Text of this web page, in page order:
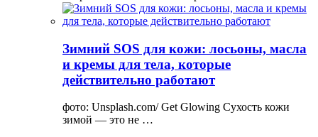
Зимний SOS для кожи: лосьоны, масла
и кремы для тела, которые
действительно работают
фото: Unsplash.com/ Get Glowing Сухость кожи
зимой — это не …